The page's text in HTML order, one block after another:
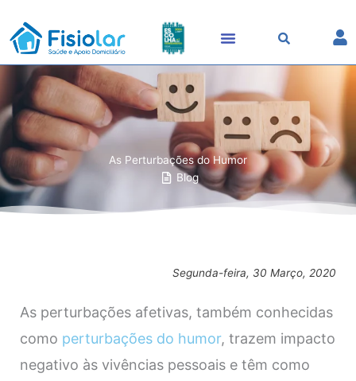
content
As Perturbações do Humor
Blog
Segunda-feira, 30 Março, 2020
As perturbações afetivas, também conhecidas
como perturbações do humor, trazem impacto
negativo às vivências pessoais e têm como